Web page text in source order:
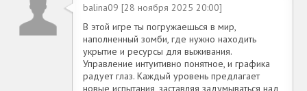
balina09 [28 ноября 2025 20:00]
В этой игре ты погружаешься в мир,
наполненный зомби, где нужно находить
укрытие и ресурсы для выживания.
Управление интуитивно понятное, и графика
радует глаз. Каждый уровень предлагает
новые испытания, заставляя задумываться над